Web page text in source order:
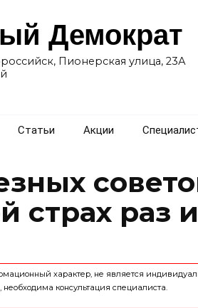
Демократ
Пионерская улица, 23А
Статьи Акции
страх раз
характер, не является
необходима консультация специалиста.